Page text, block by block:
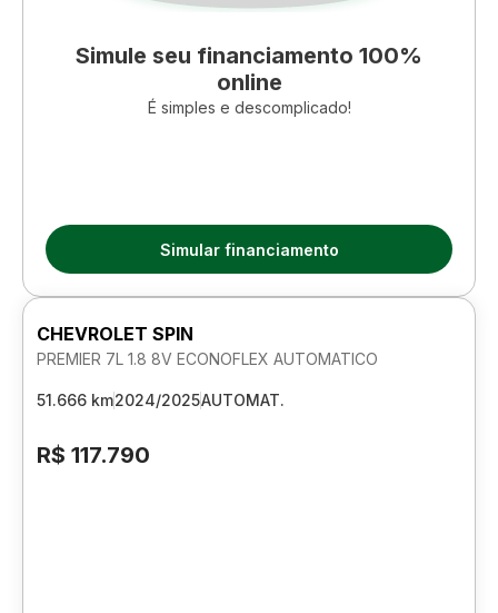
Simule seu financiamento 100%
online
É simples e descomplicado!
Simular financiamento
CHEVROLET SPIN
PREMIER 7L 1.8 8V ECONOFLEX AUTOMATICO
51.666 km2024/2025AUTOMAT.
R$ 117.790